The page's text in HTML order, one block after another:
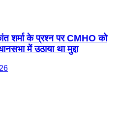
शर्मा के प्रश्न पर CMHO को
में उठाया था मुद्दा